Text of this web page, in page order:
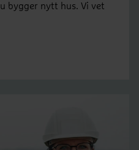
bygger nytt hus. Vi vet